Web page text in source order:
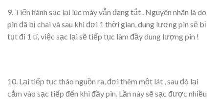
9. Tiến hành sạc lại lúc máy vẫn đang tắt . Nguyên nhân là do
pin đã bị chai và sau khi đợi 1 thời gian, dung lượng pin sẽ bị
tụt đi 1 tí, việc sạc lại sẽ tiếp tục làm đầy dung lượng pin !
10. Lại tiếp tục tháo nguồn ra, đợi thêm một lát , sau đó lại
cắm vào sạc tiếp đến khi đầy pin. Lần này sẽ sạc được nhiều